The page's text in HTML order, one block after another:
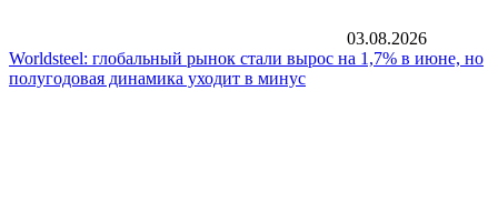
03.08.2026
Worldsteel: глобальный рынок стали вырос на 1,7% в июне, но
полугодовая динамика уходит в минус